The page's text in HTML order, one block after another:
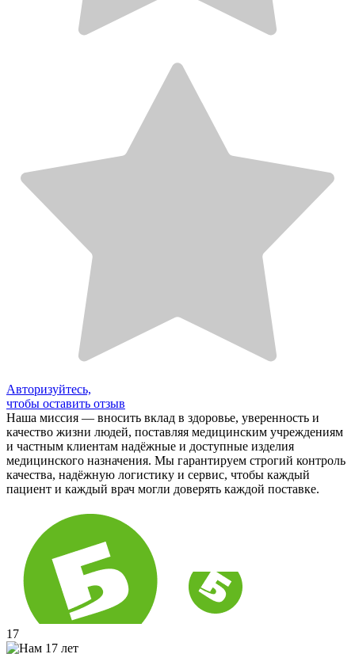
Авторизуйтесь,
чтобы оставить отзыв
Наша миссия — вносить вклад в здоровье, уверенность и
качество жизни людей, поставляя медицинским учреждениям
и частным клиентам надёжные и доступные изделия
медицинского назначения. Мы гарантируем строгий контроль
качества, надёжную логистику и сервис, чтобы каждый
пациент и каждый врач могли доверять каждой поставке.
17